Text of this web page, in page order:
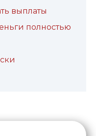
выплаты
полностью